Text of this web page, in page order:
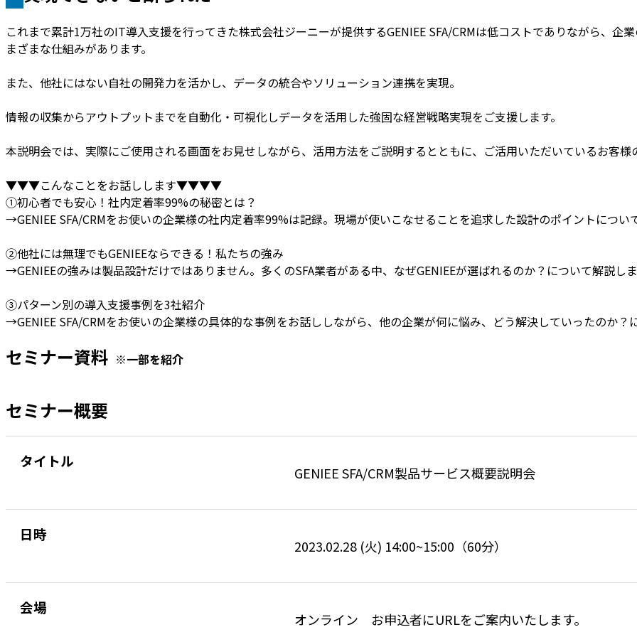
これまで累計1万社のIT導入支援を行ってきた株式会社ジーニーが提供するGENIEE SFA/CRMは低コストでありながら、企
まざまな仕組みがあります。
また、他社にはない自社の開発力を活かし、データの統合やソリューション連携を実現。
情報の収集からアウトプットまでを自動化・可視化しデータを活用した強固な経営戦略実現をご支援します。
本説明会では、実際にご使用される画面をお見せしながら、活用方法をご説明するとともに、ご活用いただいているお客様
▼▼▼こんなことをお話しします▼▼▼▼
①初心者でも安心！社内定着率99%の秘密とは？
→GENIEE SFA/CRMをお使いの企業様の社内定着率99%は記録。現場が使いこなせることを追求した設計のポイントについ
②他社には無理でもGENIEEならできる！私たちの強み
→GENIEEの強みは製品設計だけではありません。多くのSFA業者がある中、なぜGENIEEが選ばれるのか？について解説しま
③パターン別の導入支援事例を3社紹介
→GENIEE SFA/CRMをお使いの企業様の具体的な事例をお話ししながら、他の企業が何に悩み、どう解決していったのか？
セミナー資料 ※一部を紹介
セミナー概要
タイトル
GENIEE SFA/CRM製品サービス概要説明会
日時
2023.02.28 (火) 14:00~15:00（60分）
会場
オンライン お申込者にURLをご案内いたします。